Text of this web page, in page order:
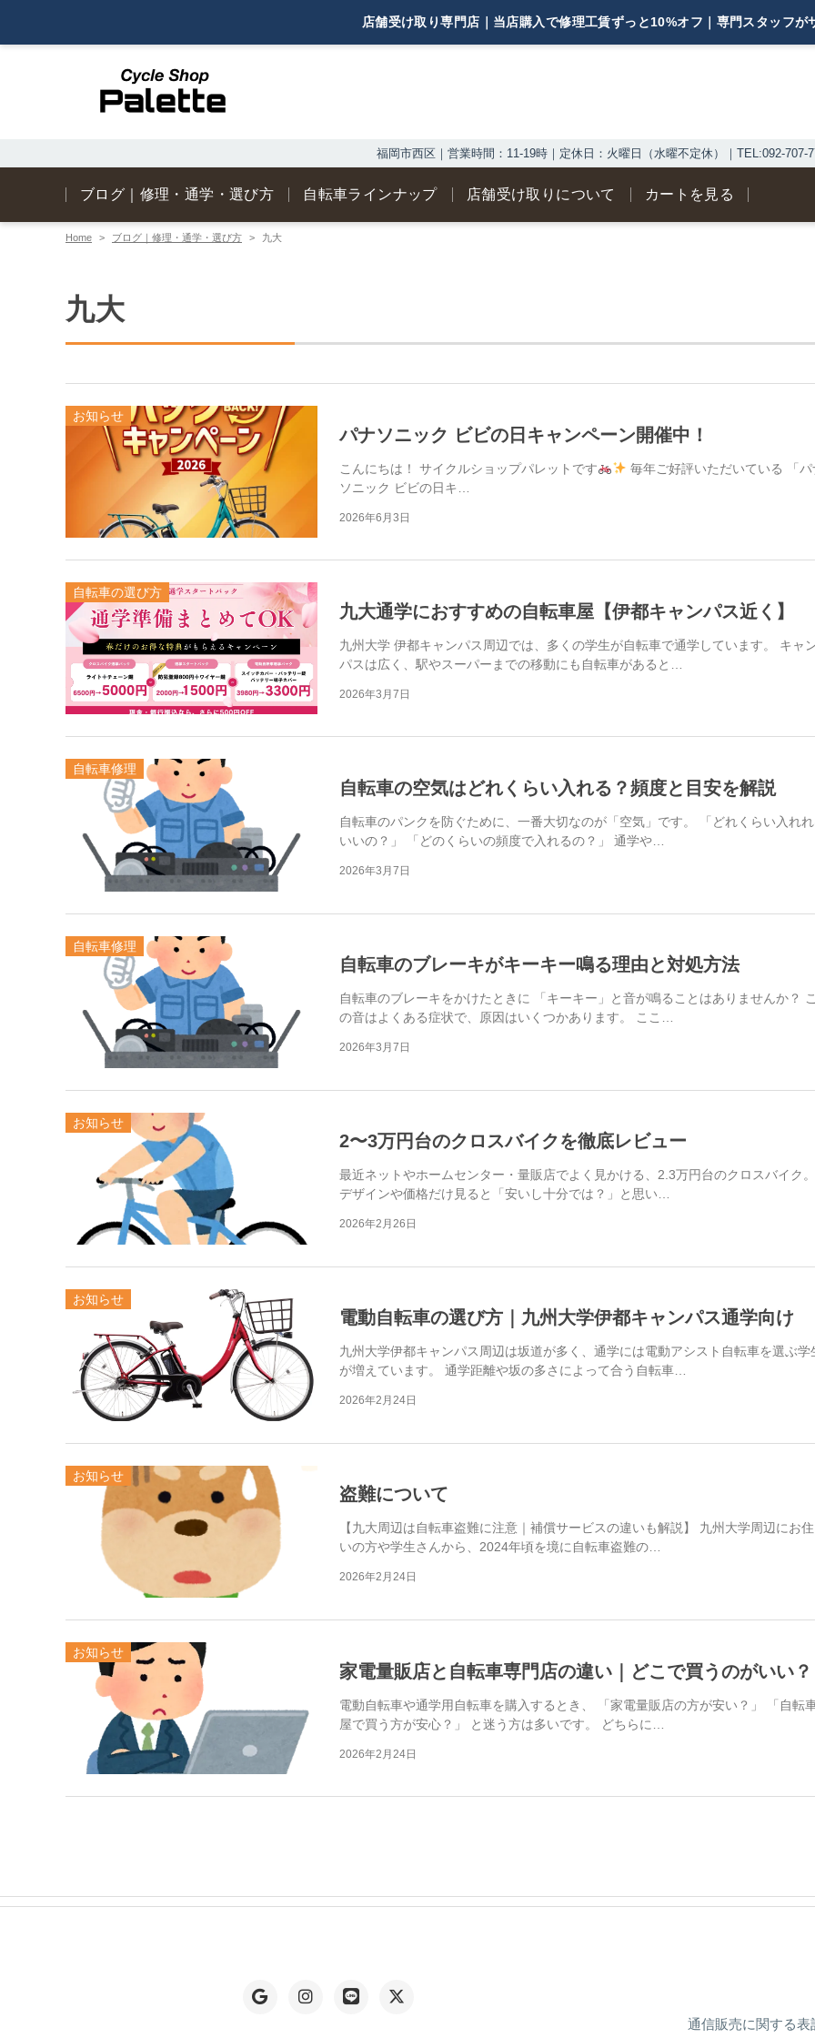
福岡市西区｜営業時間：11-19時｜定休日：火曜日（水曜不定休）｜TEL:092-707-
ブログ｜修理・通学・選び方 自転車ラインナップ 店舗受け取りについて カートを見る
Home ブログ｜修理・通学・選び方 九大
九大
お知らせ
パナソニック ビビの日キャンペーン開催中！
こんにちは！ サイクルショップパレットです
毎年ご好評いただいている 「パ
ソニック ビビの日キ…
2026年6月3日
自転車の選び方
九大通学におすすめの自転車屋【伊都キャンパス近く】
九州大学 伊都キャンパス周辺では、多くの学生が自転車で通学しています。 キャ
パスは広く、駅やスーパーまでの移動にも自転車があると…
2026年3月7日
自転車修理
自転車の空気はどれくらい入れる？頻度と目安を解説
自転車のパンクを防ぐために、一番大切なのが「空気」です。 「どれくらい入れ
いいの？」 「どのくらいの頻度で入れるの？」 通学や…
2026年3月7日
自転車修理
自転車のブレーキがキーキー鳴る理由と対処方法
自転車のブレーキをかけたときに 「キーキー」と音が鳴ることはありませんか？
の音はよくある症状で、原因はいくつかあります。 ここ…
2026年3月7日
お知らせ
2〜3万円台のクロスバイクを徹底レビュー
最近ネットやホームセンター・量販店でよく見かける、2.3万円台のクロスバイク
デザインや価格だけ見ると「安いし十分では？」と思い…
2026年2月26日
お知らせ
電動自転車の選び方｜九州大学伊都キャンパス通学向け
九州大学伊都キャンパス周辺は坂道が多く、通学には電動アシスト自転車を選ぶ学
が増えています。 通学距離や坂の多さによって合う自転車…
2026年2月24日
お知らせ
盗難について
【九大周辺は自転車盗難に注意｜補償サービスの違いも解説】 九州大学周辺にお
いの方や学生さんから、2024年頃を境に自転車盗難の…
2026年2月24日
お知らせ
家電量販店と自転車専門店の違い｜どこで買うのがいい？
電動自転車や通学用自転車を購入するとき、 「家電量販店の方が安い？」 「自転
屋で買う方が安心？」 と迷う方は多いです。 どちらに…
2026年2月24日
通信販売に関する表